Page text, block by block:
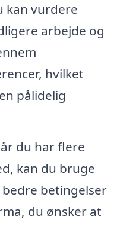
kan vurdere
arbejde og
hvilket
pålidelig
du har flere
kan du bruge
betingelser
du ønsker at